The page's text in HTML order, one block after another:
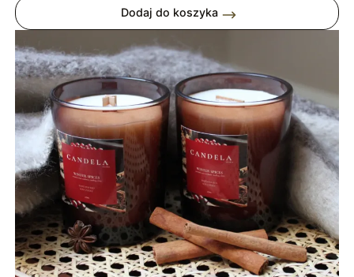
Dodaj do koszyka